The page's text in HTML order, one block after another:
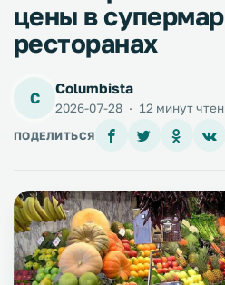
цены в
ресторанах
C
Columbista
2026-07-28 · 12 минут
ПОДЕЛИТЬСЯ